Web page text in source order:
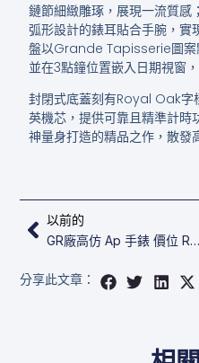
鏈節細緻雕琢，展現一流質感
弧形設計的錶耳貼合手腕，實
盤以Grande Tapisserie圖案
並在3點鐘位置嵌入日期視窗
封閉式底蓋刻有Royal Oak字
英機芯，提供可靠且精準計時
神量身打造的精品之作，散發
上一頁
以前的
GR廠高仿 Ap 手錶 價位​​ Royal Oak​​​ 67651ST.ZZ.1261ST.01
分享此文章：